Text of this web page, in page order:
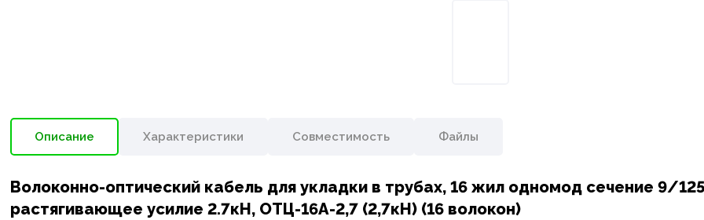
Описание Характеристики Совместимость Файлы
Волоконно-оптический кабель для укладки в трубах, 16 жил одномод сечение 9/
растягивающее усилие 2.7кН, ОТЦ-16А-2,7 (2,7кН) (16 волокон)